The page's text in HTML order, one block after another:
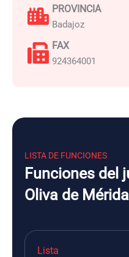
PROVINCIA
Badajoz
FAX
924364001
LISTA DE FUNCIONES
Funciones del
Oliva de Mérida
Lista